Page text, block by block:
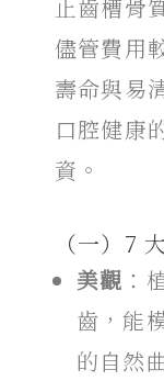
止齒槽骨
儘管費用
壽命與易
口腔健康
資。
（一）7
美觀 ：
齒，能
的自然